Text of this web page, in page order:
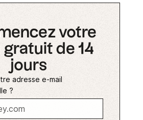
votre
gratuit de 14
jours
adresse e-mail
?